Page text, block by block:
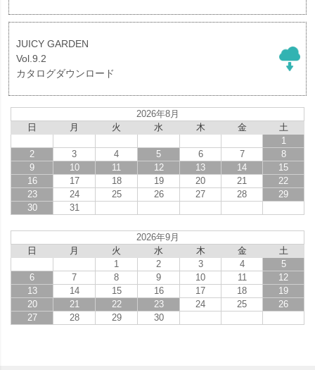
JUICY GARDEN
Vol.9.2
カタログダウンロード
2026年8月
日
月 火 水 木 金
土
1
2
3 4 5 6 7
8
9
10 11 12 13 14
15
16
17 18 19 20 21
22
23
24 25 26 27 28
29
30
31
2026年9月
日
月 火 水 木 金
土
1
2 3 4
5
6
7 8 9 10 11
12
13
14 15 16 17 18
19
20
21 22 23 24 25
26
27
28 29 30